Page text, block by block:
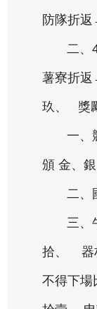
防隊折
二、40
薯寮折返
玖、 獎
一、競
頒 金、
二、國
三、牛
拾、 器
不得下場